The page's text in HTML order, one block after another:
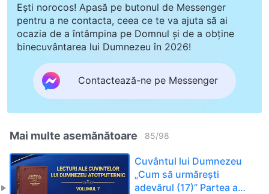
Ești norocos! Apasă pe butonul de Messenger
pentru a ne contacta, ceea ce te va ajuta să ai
ocazia de a întâmpina pe Domnul și de a obține
binecuvântarea lui Dumnezeu în 2026!
Contactează-ne pe Messenger
Mai multe asemănătoare 85/98
Cuvântul lui Dumnezeu
„Cum să urmărești
adevărul (17)” Partea a